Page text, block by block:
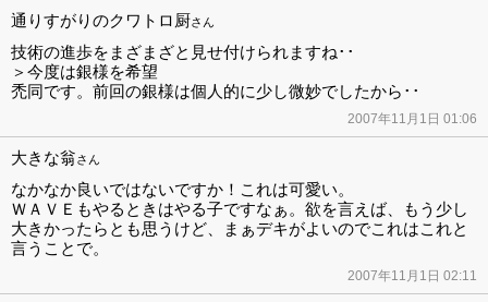
通りすがりのクワトロ厨さん
技術の進歩をまざまざと見せ付けられますね･･
＞今度は銀様を希望
禿同です。前回の銀様は個人的に少し微妙でしたから･･
2007年11月1日 01:06
大きな翁さん
なかなか良いではないですか！これは可愛い。
ＷＡＶＥもやるときはやる子ですなぁ。欲を言えば、もう少し
大きかったらとも思うけど、まぁデキがよいのでこれはこれと
言うことで。
2007年11月1日 02:11